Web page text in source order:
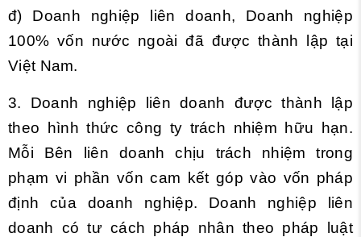
đ) Doanh nghiệp liên doanh, Doanh nghiệp
100% vốn nước ngoài đã được thành lập tại
Việt Nam.
3. Doanh nghiệp liên doanh được thành lập
theo hình thức công ty trách nhiệm hữu hạn.
Mỗi Bên liên doanh chịu trách nhiệm trong
phạm vi phần vốn cam kết góp vào vốn pháp
định của doanh nghiệp. Doanh nghiệp liên
doanh có tư cách pháp nhân theo pháp luật